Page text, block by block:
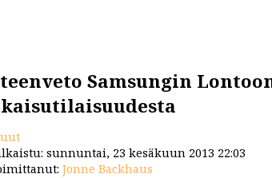
Samsungin
sunnuntai, 23 kesäkuun 2013 22:03
Jonne Backhaus